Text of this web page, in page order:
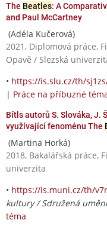
The Beatles: A
and Paul McCartney
(Adéla Kučerová)
2021, Diplomová práce,
Opavě / Slezská
• https://is.slu.cz/th/
| Práce na příbuzné
Bítls autorů S. Slováka, J.
využívající fenoménu The
(Martina Horká)
2018, Bakalářská práce,
univerzita
• https://is.muni.cz/th/
kultury / Sdružená
téma